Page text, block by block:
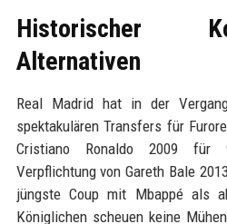
Historischer
Alternativen
Real Madrid hat in der
spektakulären Transfers für
Cristiano Ronaldo 2009
Verpflichtung von Gareth Bale
jüngste Coup mit Mbappé als
Königlichen scheuen keine